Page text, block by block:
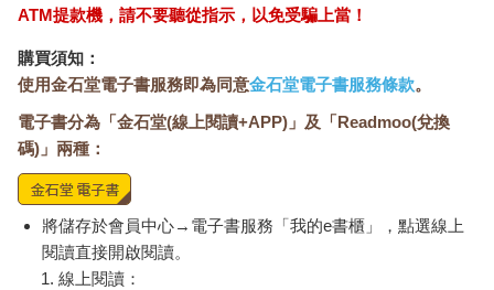
ATM提款機，請不要聽從指示，以免受騙上當！
購買須知：
使用金石堂電子書服務即為同意金石堂電子書服務條款。
電子書分為「金石堂(線上閱讀+APP)」及「Readmoo(兌換
碼)」兩種：
將儲存於會員中心→電子書服務「我的e書櫃」，點選線上
閱讀直接開啟閱讀。
線上閱讀：